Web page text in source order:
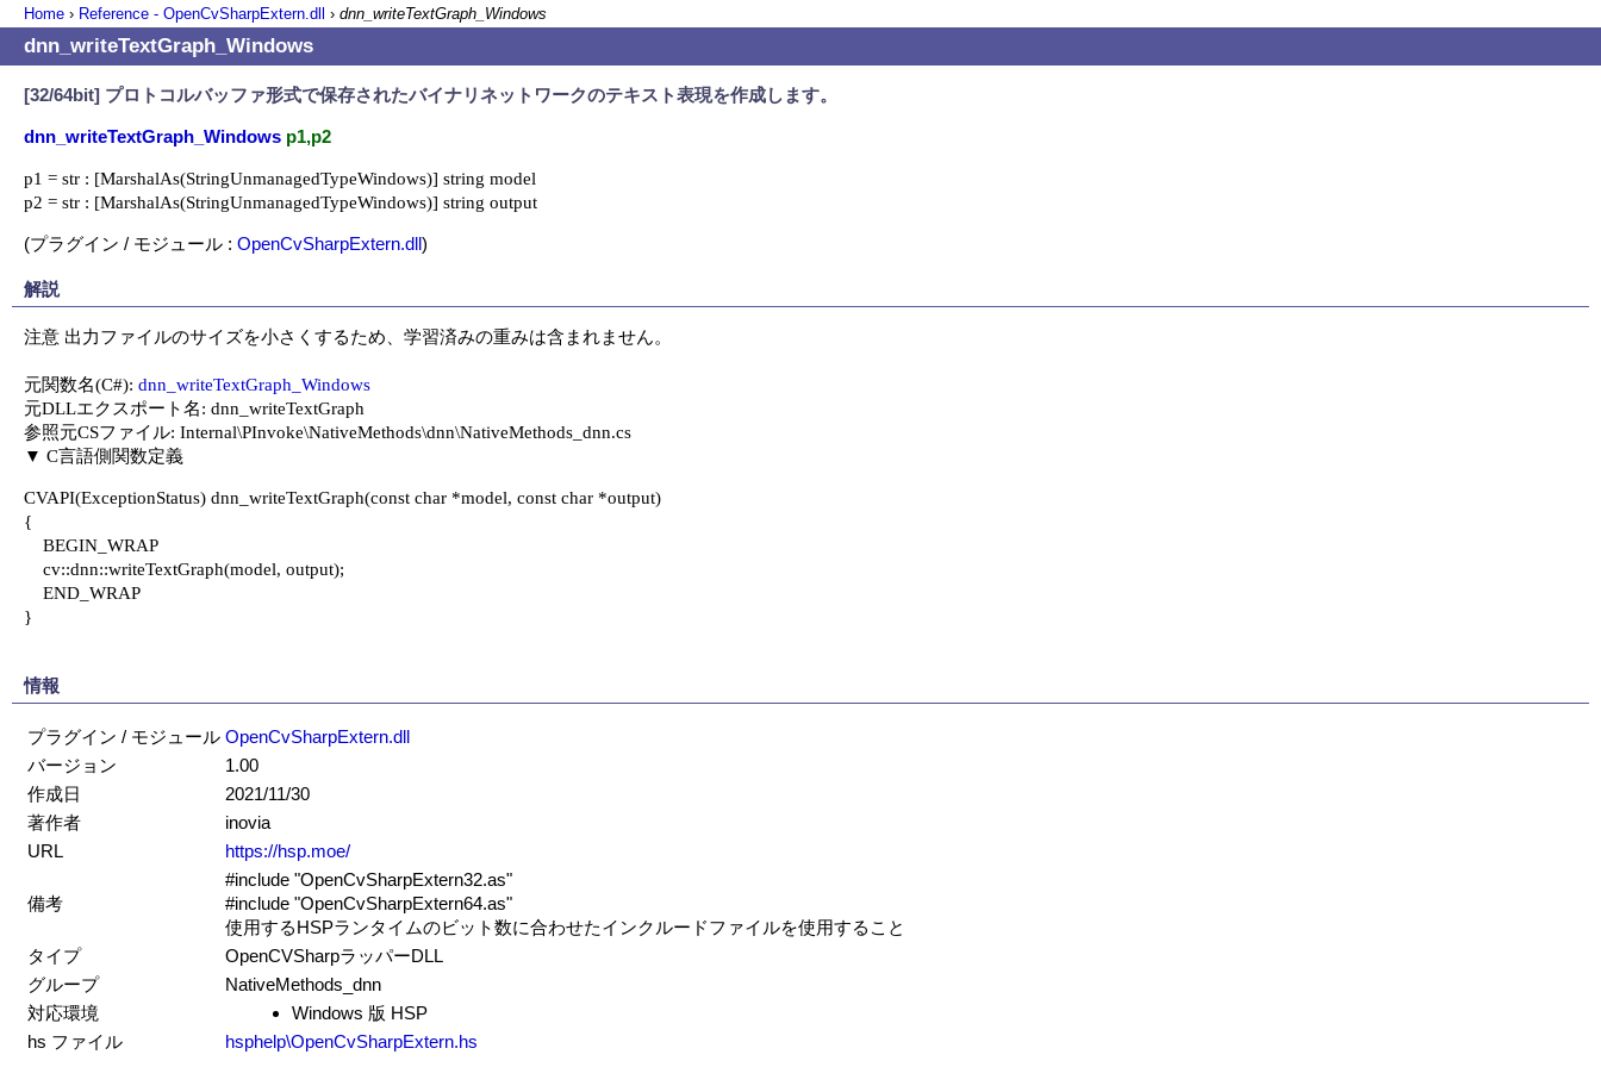
Home › Reference - OpenCvSharpExtern.dll › dnn_writeTextGraph_Windows
dnn_writeTextGraph_Windows
[32/64bit] プロトコルバッファ形式で保存されたバイナリネットワークのテキスト表現を作成します。
dnn_writeTextGraph_Windows p1,p2
p1 = str : [MarshalAs(StringUnmanagedTypeWindows)] string model
p2 = str : [MarshalAs(StringUnmanagedTypeWindows)] string output
(プラグイン / モジュール : OpenCvSharpExtern.dll)
解説
注意 出力ファイルのサイズを小さくするため、学習済みの重みは含まれません。
元関数名(C#): dnn_writeTextGraph_Windows
元DLLエクスポート名: dnn_writeTextGraph
参照元CSファイル: Internal\PInvoke\NativeMethods\dnn\NativeMethods_dnn.cs
CVAPI(ExceptionStatus) dnn_writeTextGraph(const char *model, const char *output)
{
    BEGIN_WRAP
    cv::dnn::writeTextGraph(model, output);
    END_WRAP
}
情報
プラグイン / モジュール OpenCvSharpExtern.dll
バージョン
1.00
作成日
2021/11/30
著作者
inovia
URL
https://hsp.moe/
備考
#include "OpenCvSharpExtern32.as"
#include "OpenCvSharpExtern64.as"
使用するHSPランタイムのビット数に合わせたインクルードファイルを使用すること
タイプ
OpenCVSharpラッパーDLL
グループ
NativeMethods_dnn
対応環境
Windows 版 HSP
hs ファイル
hsphelp\OpenCvSharpExtern.hs